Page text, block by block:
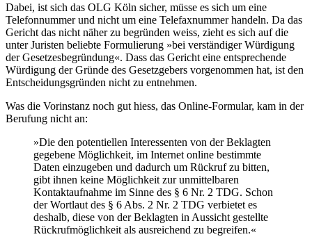
Dabei, ist sich das OLG Köln sicher, müsse es sich um eine
Telefonnummer und nicht um eine Telefaxnummer handeln. Da das
Gericht das nicht näher zu begründen weiss, zieht es sich auf die
unter Juristen beliebte Formulierung »bei verständiger Würdigung
der Gesetzesbegründung«. Dass das Gericht eine entsprechende
Würdigung der Gründe des Gesetzgebers vorgenommen hat, ist den
Entscheidungsgründen nicht zu entnehmen.
Was die Vorinstanz noch gut hiess, das Online-Formular, kam in der
Berufung nicht an:
»Die den potentiellen Interessenten von der Beklagten
gegebene Möglichkeit, im Internet online bestimmte
Daten einzugeben und dadurch um Rückruf zu bitten,
gibt ihnen keine Möglichkeit zur unmittelbaren
Kontaktaufnahme im Sinne des § 6 Nr. 2 TDG. Schon
der Wortlaut des § 6 Abs. 2 Nr. 2 TDG verbietet es
deshalb, diese von der Beklagten in Aussicht gestellte
Rückrufmöglichkeit als ausreichend zu begreifen.«